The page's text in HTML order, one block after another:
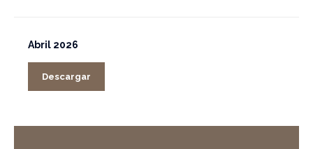
Abril 2026
Descargar